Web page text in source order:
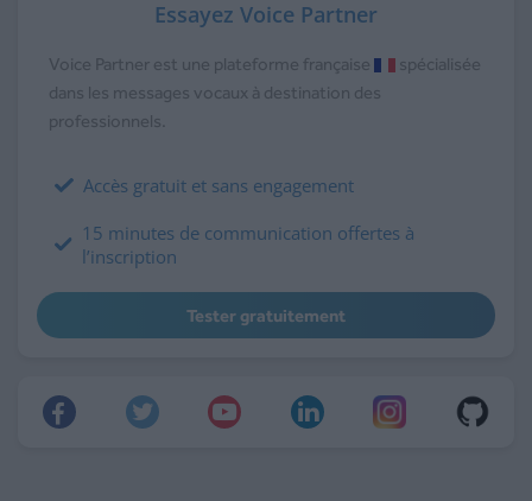
Essayez Voice Partner
Voice Partner est une plateforme française
spécialisée
dans les messages vocaux à destination des
professionnels.
Accès gratuit et sans engagement
15 minutes de communication offertes à
l’inscription
Tester gratuitement